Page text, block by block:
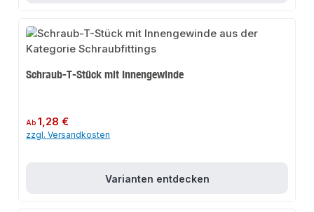
Schraub-T-Stück mit Innengewinde
Regulärer Preis:
Ab1,28 €
zzgl. Versandkosten
Varianten entdecken